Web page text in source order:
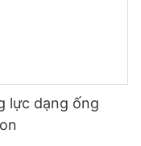
lực dạng ống